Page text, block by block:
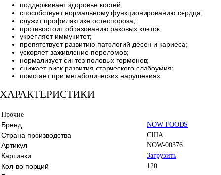
поддерживает здоровье костей;
способствует нормальному функционированию сердца;
служит профилактике остеопороза;
противостоит образованию раковых клеток;
укрепляет иммунитет;
препятствует развитию патологий десен и кариеса;
ускоряет заживление переломов;
нормализует синтез половых гормонов;
снижает риск развития старческого слабоумия;
помогает при метаболических нарушениях.
ХАРАКТЕРИСТИКИ
Прочие
Бренд NOW FOODS
Страна производства США
Артикул NOW-00376
Картинки Загрузить
Кол-во порций 120